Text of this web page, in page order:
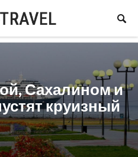
Сахалином и
круизный